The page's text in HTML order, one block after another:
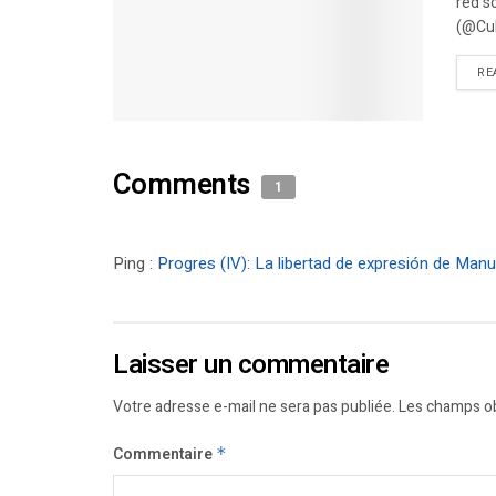
Comments 1
Ping : Progres (IV): La libertad de expresión de
Laisser un commentaire
Votre adresse e-mail ne sera pas publiée.Les champs
Commentaire *